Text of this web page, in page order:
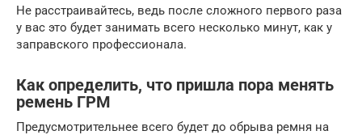
Не расстраивайтесь, ведь после сложного первого раза
у вас это будет занимать всего несколько минут, как у
заправского профессионала.
Как определить, что пришла пора менять
ремень ГРМ
Предусмотрительнее всего будет до обрыва ремня на